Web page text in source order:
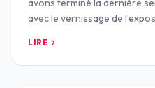
avons terminé la dernière
avec le vernissage de
LIRE